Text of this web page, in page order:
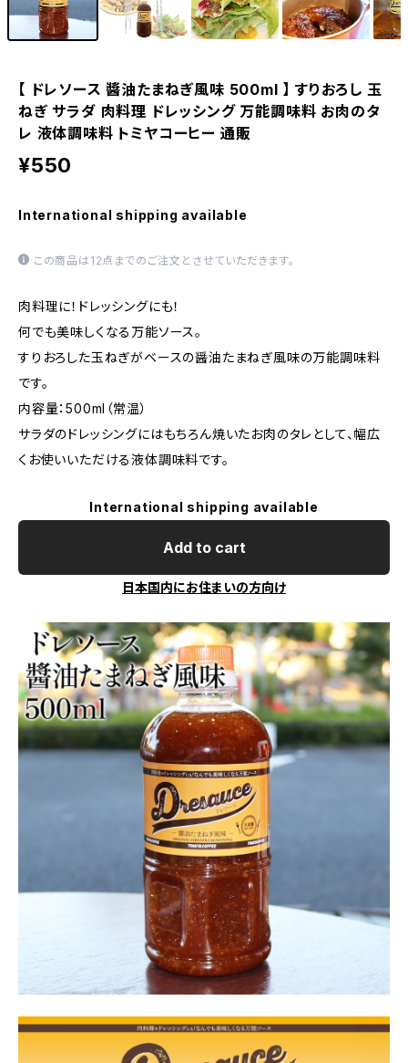
【 ドレソース 醬油たまねぎ風味 500ml 】 すりおろし 玉
ねぎ サラダ 肉料理 ドレッシング 万能調味料 お肉のタ
レ 液体調味料 トミヤコーヒー 通販
¥550
International shipping available
この商品は12点までのご注文とさせていただきます。
肉料理に！ドレッシングにも！
何でも美味しくなる万能ソース。
すりおろした玉ねぎがベースの醤油たまねぎ風味の万能調味料
です。
内容量：500ml（常温）
サラダのドレッシングにはもちろん焼いたお肉のタレとして、幅広
くお使いいただける液体調味料です。
International shipping available
Add to cart
日本国内にお住まいの方向け